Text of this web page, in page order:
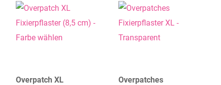
Overpatch XL
Overpatches